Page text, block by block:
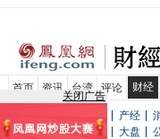
首页 资讯 台湾 评论 财经
专栏 产经
行情
数据 研报 大盘
关闭广告